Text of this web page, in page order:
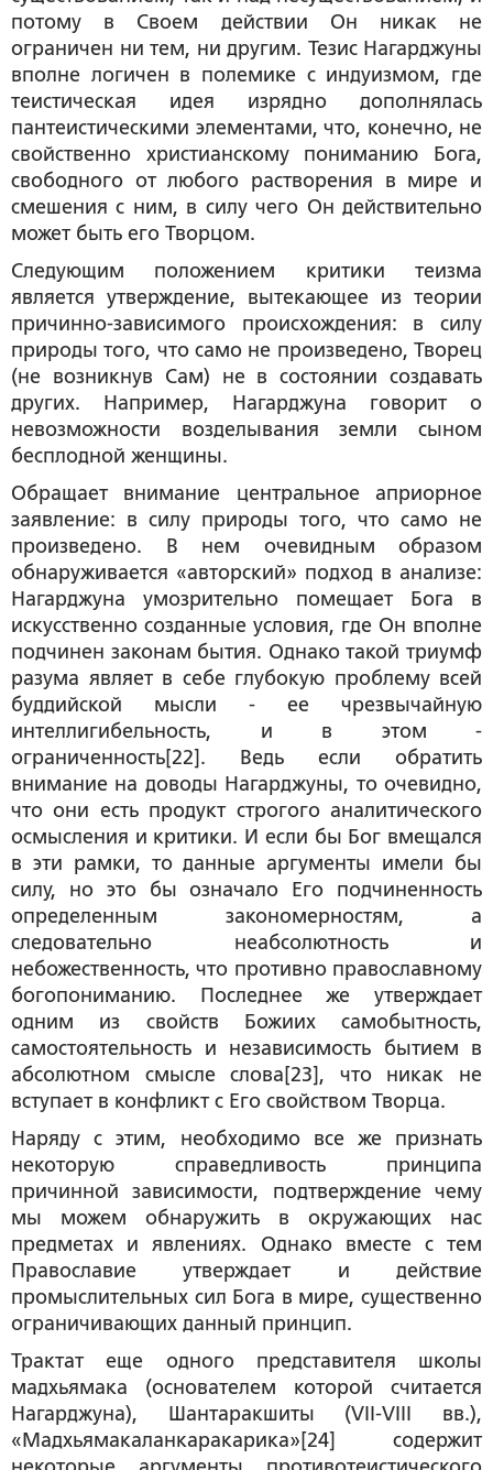
потому в Своем действии Он никак не
ограничен ни тем, ни другим. Тезис Нагарджуны
вполне логичен в полемике с индуизмом, где
теистическая идея изрядно дополнялась
пантеистическими элементами, что, конечно, не
свойственно христианскому пониманию Бога,
свободного от любого растворения в мире и
смешения с ним, в силу чего Он действительно
может быть его Творцом.
Следующим положением критики теизма
является утверждение, вытекающее из теории
причинно-зависимого происхождения: в силу
природы того, что само не произведено, Творец
(не возникнув Сам) не в состоянии создавать
других. Например, Нагарджуна говорит о
невозможности возделывания земли сыном
бесплодной женщины.
Обращает внимание центральное априорное
заявление: в силу природы того, что само не
произведено. В нем очевидным образом
обнаруживается «авторский» подход в анализе:
Нагарджуна умозрительно помещает Бога в
искусственно созданные условия, где Он вполне
подчинен законам бытия. Однако такой триумф
разума являет в себе глубокую проблему всей
буддийской мысли - ее чрезвычайную
интеллигибельность, и в этом -
ограниченность[22]. Ведь если обратить
внимание на доводы Нагарджуны, то очевидно,
что они есть продукт строгого аналитического
осмысления и критики. И если бы Бог вмещался
в эти рамки, то данные аргументы имели бы
силу, но это бы означало Его подчиненность
определенным закономерностям, а
следовательно неабсолютность и
небожественность, что противно православному
богопониманию. Последнее же утверждает
одним из свойств Божиих самобытность,
самостоятельность и независимость бытием в
абсолютном смысле слова[23], что никак не
вступает в конфликт с Его свойством Творца.
Наряду с этим, необходимо все же признать
некоторую справедливость принципа
причинной зависимости, подтверждение чему
мы можем обнаружить в окружающих нас
предметах и явлениях. Однако вместе с тем
Православие утверждает и действие
промыслительных сил Бога в мире, существенно
ограничивающих данный принцип.
Трактат еще одного представителя школы
мадхьямака (основателем которой считается
Нагарджуна), Шантаракшиты (VII-VIII вв.),
«Мадхьямакаланкаракарика»[24] содержит